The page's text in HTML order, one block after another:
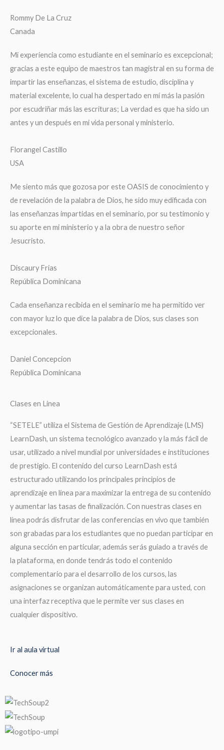
Rommy De La Cruz
Canada
Mi experiencia como estudiante en el seminario es excepcional;
gracias a este equipo de maestros tan magistral en su forma de
impartir las enseñanzas, el sistema de estudio, disciplina y
material excelente, lo cual ha despertado en mí más la pasión
por escudriñar más las escrituras; La verdad es que ha sido un
antes y un después en mi vida personal y ministerio.
Florangel Castillo
USA
Me siento más que gozosa por este OASIS de conocimiento y
de revelación de la palabra de Dios, he sido muy edificada con
las enseñanzas impartidas en el seminario, por su testimonio y
su aporte en mi ministerio y a la obra de nuestro señor
Jesucristo.
Discaury Frias
República Dominicana
Cada enseñanza recibida en el seminario me ha permitido ver
con mayor luz lo que dice la palabra de Dios, sus clases son
excepcionales.
Daniel Concepcion
República Dominicana
Clases en Linea
“SETELE” utiliza el Sistema de Gestión de Aprendizaje (LMS)
LearnDash, un sistema tecnológico avanzado y la más fácil de
usar, utilizado a nivel mundial por universidades e instituciones
de prestigio. El contenido del curso LearnDash está
estructurado utilizando los principales principios de
aprendizaje en línea para maximizar la entrega de su contenido
y aumentar las tasas de finalización. Con nuestras clases en
línea podrás disfrutar de las conferencias en vivo que también
son grabadas para los estudiantes que no puedan participar en
alguna sección en particular, además serás guiado a través de
la plataforma, en donde tendrás todo el contenido
complementario para el desarrollo de los cursos, las
asignaciones se organizan automáticamente para usted, con
una interfaz receptiva que le permite ver sus clases en
cualquier dispositivo.
Ir al aula virtual
Conocer más